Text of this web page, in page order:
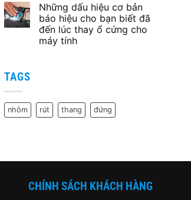
nào
cho
chiếc
PC
của
bạn?
bình
luận
ở
Cách
thiết
lập
cho
từng
Những dấu hiệu cơ bản
báo hiệu cho bạn biết đã
đến lúc thay ổ cứng cho
máy tính
hiệu
cơ
lúc
thay
TAGS
nhôm rút thang đứng
CHÍNH SÁCH KHÁCH HÀNG